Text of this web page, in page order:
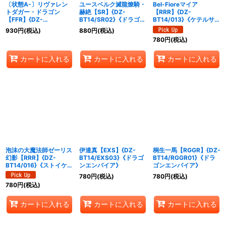
〔状態A-〕リヴァレン
トダガー・ドラゴン
【FFR】{DZ-
BT14/FFR08}《ダーク
ステイツ》
930円(税込)
カートに入れる
ユースベルク滅龍燎騎・
赫絶【SR】{DZ-
BT14/SR02}《ドラゴン
エンパイア》
880円(税込)
カートに入れる
Bel-Fioreマイア
【RRR】{DZ-
BT14/013}《ケテルサン
クチュアリ》
780円(税込)
カートに入れる
泡沫の大魔法師ゼーリス
幻影【RRR】{DZ-
BT14/016}《ストイケイ
ア》
780円(税込)
カートに入れる
伊達真【EXS】{DZ-
BT14/EXS03}《ドラゴ
ンエンパイア》
780円(税込)
カートに入れる
桐生一馬【RGGR】{DZ-
BT14/RGGR01}《ドラ
ゴンエンパイア》
780円(税込)
カートに入れる